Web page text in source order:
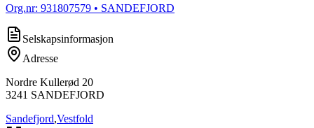
Org.nr: 931807579 • SANDEFJORD
Selskapsinformasjon
Adresse
Nordre Kullerød 20
3241 SANDEFJORD
Sandefjord,Vestfold